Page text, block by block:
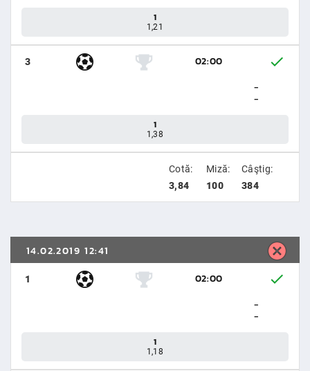
1
1,21
3
02:00
-
-
1
1,38
Cotă:
3,84
Miză:
100
Câştig:
384
14.02.2019 12:41
1
02:00
-
-
1
1,18